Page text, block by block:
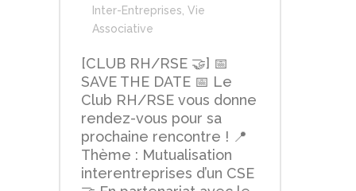
Inter-Entreprises Vie
Associative
[CLUB RH/RSE 🤝] 📅
SAVE THE DATE 📅 Le
Club RH/RSE vous donne
rendez-vous pour sa
prochaine rencontre ! 📍
Thème : Mutualisation
interentreprises d’un CSE